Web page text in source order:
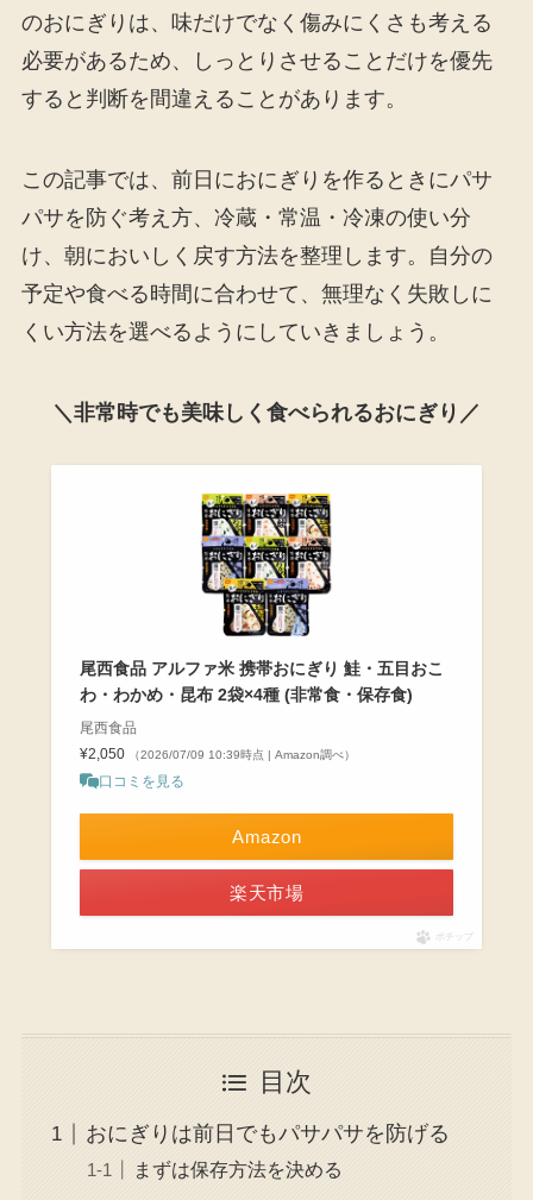
のおにぎりは、味だけでなく傷みにくさも考える
必要があるため、しっとりさせることだけを優先
すると判断を間違えることがあります。
この記事では、前日におにぎりを作るときにパサ
パサを防ぐ考え方、冷蔵・常温・冷凍の使い分
け、朝においしく戻す方法を整理します。自分の
予定や食べる時間に合わせて、無理なく失敗しに
くい方法を選べるようにしていきましょう。
＼非常時でも美味しく食べられるおにぎり／
尾西食品 アルファ米 携帯おにぎり 鮭・五目おこ
わ・わかめ・昆布 2袋×4種 (非常食・保存食)
尾西食品
¥2,050
（2026/07/09 10:39時点 | Amazon調べ）
口コミを見る
Amazon
楽天市場
ポチップ
目次
おにぎりは前日でもパサパサを防げる
まずは保存方法を決める